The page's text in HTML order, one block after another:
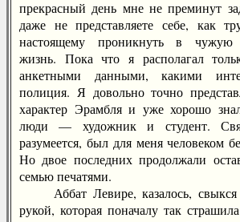
прекрасный день мне не преминут
даже не представляете себе, как
настоящему проникнуть в
жизнь. Пока что я располагал
анкетными данными, какими
полиция. Я довольно точно
характер Эрамбля и уже хорошо
люди — художник и студент.
разумеется, был для меня человеком
Но двое последних продолжали
семью печатями.
Аббат Левире, казалось, свыкся
рукой, которая поначалу так